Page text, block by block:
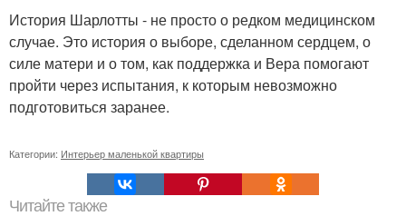
История Шарлотты - не просто о редком медицинском
случае. Это история о выборе, сделанном сердцем, о
силе матери и о том, как поддержка и Вера помогают
пройти через испытания, к которым невозможно
подготовиться заранее.
Категории: Интерьер маленькой квартиры
Читайте также